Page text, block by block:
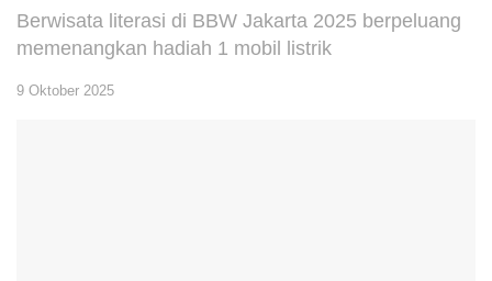
Berwisata literasi di BBW Jakarta 2025 berpeluang
memenangkan hadiah 1 mobil listrik
9 Oktober 2025